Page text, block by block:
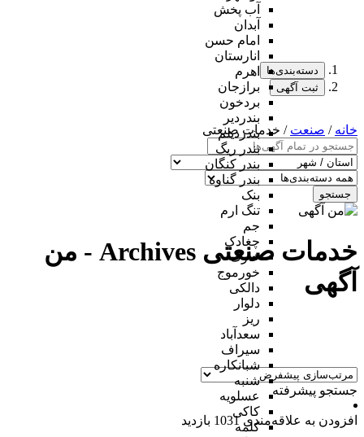
آب پخش
آبدان
امام حسن
انارستان
اهرم
برازجان
بردخون
بندردیر
بندردیلم
بندر ریگ
بندر کنگان
بندر گناوه
بنک
تنگ ارم
جم
چغادک
خارک
خورموج
دالکی
دلوار
ریز
سعدآباد
سیراف
شبانکاره
شنبه
عسلویه
کاکی
کلمه
دسته‌بندی‌ها
ثبت آگهی
خانه / صنعت / خدمات صنعتی
جستجو
خدمات صنعتی Archives - من
آگهی
جستجو پیشرفته
افزودن به علاقه‌مندی 1031 بازدید